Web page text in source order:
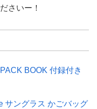
さいー！
BOOK 付録付き
サングラス かごバッグ